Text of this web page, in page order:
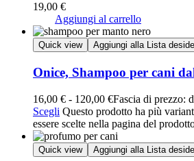
19,00 €
Aggiungi al carrello
Quick view Aggiungi alla Lista
Onice, Shampoo per cani
16,00 € - 120,00 €Fascia di prezzo:
Scegli Questo prodotto ha più
essere scelte nella pagina del
Quick view Aggiungi alla Lista